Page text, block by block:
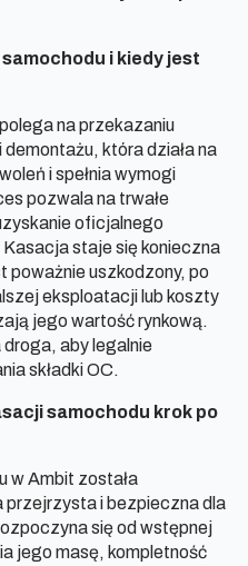
i kiedy jest
na przekazaniu
która działa na
i spełnia wymogi
pozwala na trwałe
oficjalnego
staje się konieczna
poważnie uszkodzony, po
eksploatacji lub koszty
jego wartość rynkową.
aby legalnie
składki OC.
samochodu krok po
w Ambit została
przejrzysta i bezpieczna dla
się od wstępnej
jego masę, kompletność